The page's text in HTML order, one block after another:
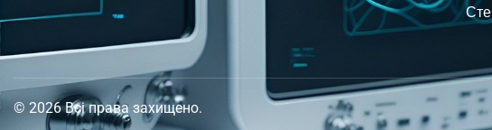
© 2026 Всі права захищено.